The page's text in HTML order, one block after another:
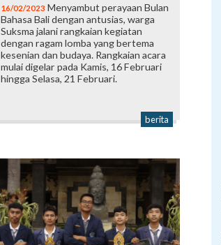
16/02/2023 Menyambut perayaan Bulan
Bahasa Bali dengan antusias, warga
Suksma jalani rangkaian kegiatan
dengan ragam lomba yang bertema
kesenian dan budaya. Rangkaian acara
mulai digelar pada Kamis, 16 Februari
hingga Selasa, 21 Februari.
berita